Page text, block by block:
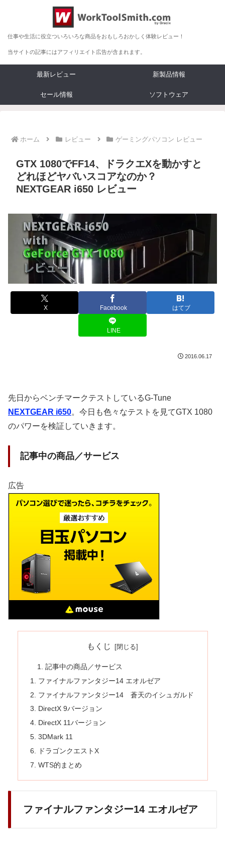
仕事や生活に役立ついろいろな商品をおもしろおかしく体験レビュー！
当サイトの記事にはアフィリエイト広告が含まれます。
最新レビュー 新製品情報
セール情報 ソフトウェア
ホーム レビュー ゲーミングパソコン レビュー
GTX 1080でFF14、ドラクエXを動かすと
どれほどヤバいスコアなのか？
NEXTGEAR i650 レビュー
X Facebook はてブ
LINE
2016.06.17
先日からベンチマークテストしているG-Tune
NEXTGEAR i650。今日も色々なテストを見てGTX 1080
のパワーを検証していきます。
記事中の商品／サービス
広告
もくじ
記事中の商品／サービス
ファイナルファンタジー14 エオルゼア
ファイナルファンタジー14 蒼天のイシュガルド
DirectX 9バージョン
DirectX 11バージョン
3DMark 11
ドラゴンクエストX
WTS的まとめ
ファイナルファンタジー14 エオルゼア